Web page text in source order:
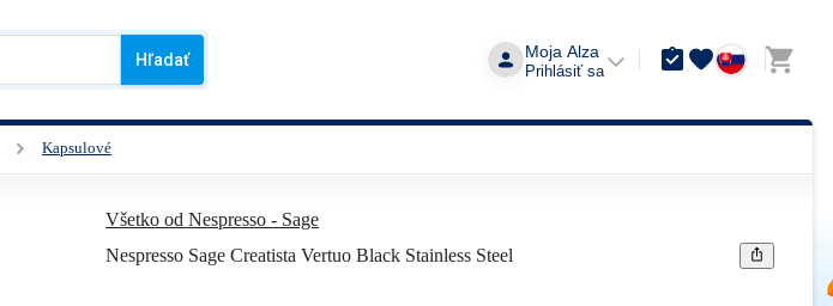
Hľadať Moja Alza
Prihlásiť sa
Kapsulové
Všetko od Nespresso - Sage
Nespresso Sage Creatista Vertuo Black Stainless Steel